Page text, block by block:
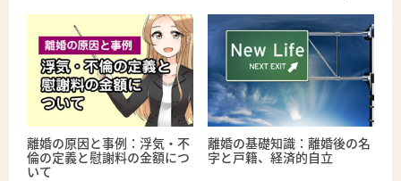
離婚の原因と事例：浮気・不
倫の定義と慰謝料の金額につ
いて
離婚の基礎知識：離婚後の名
字と戸籍、経済的自立